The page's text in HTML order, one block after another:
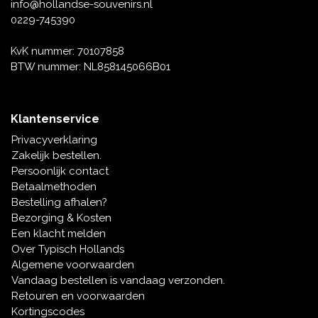
Koninghuis artikelen
Wandborden - Gekleurd en Delfts blauw
Peper en Zout stelletjes
Speelkaarten
Delfts blauwe magneten
Delfts blauwe Fashionitems
info@hollandse-souvenirs.nl
0229-745390
KvK nummer: 70107858
BTW nummer: NL858145066B01
Klantenservice
Privacyverklaring
Zakelijk bestellen.
Persoonlijk contact
Betaalmethoden
Bestelling afhalen?
Bezorging & Kosten
Een klacht melden
Over Typisch Hollands
Algemene voorwaarden
Vandaag bestellen is vandaag verzonden.
Retouren en voorwaarden
Kortingscodes